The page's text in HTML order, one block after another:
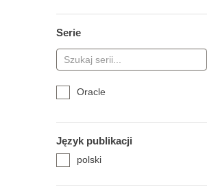
Serie
Oracle
Język publikacji
polski